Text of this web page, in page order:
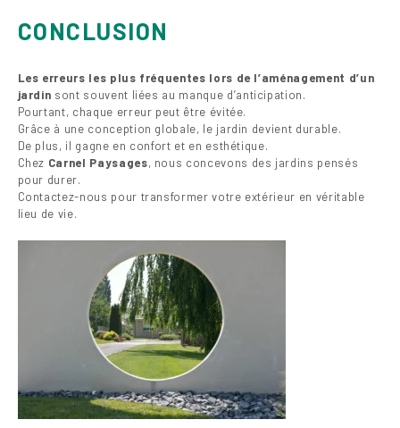
CONCLUSION
Les erreurs les plus fréquentes lors de l’aménagement d’un
jardin sont souvent liées au manque d’anticipation.
Pourtant, chaque erreur peut être évitée.
Grâce à une conception globale, le jardin devient durable.
De plus, il gagne en confort et en esthétique.
Chez Carnel Paysages, nous concevons des jardins pensés
pour durer.
Contactez-nous pour transformer votre extérieur en véritable
lieu de vie.